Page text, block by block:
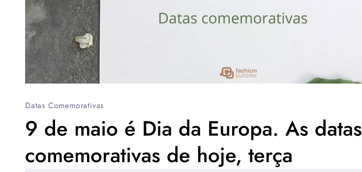
Datas Comemorativas
9 de maio é Dia da Europa. As datas
comemorativas de hoje, terça